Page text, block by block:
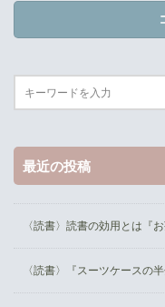
最近の投稿
〈読書〉読書の効用とは『
〈読書〉『スーツケースの